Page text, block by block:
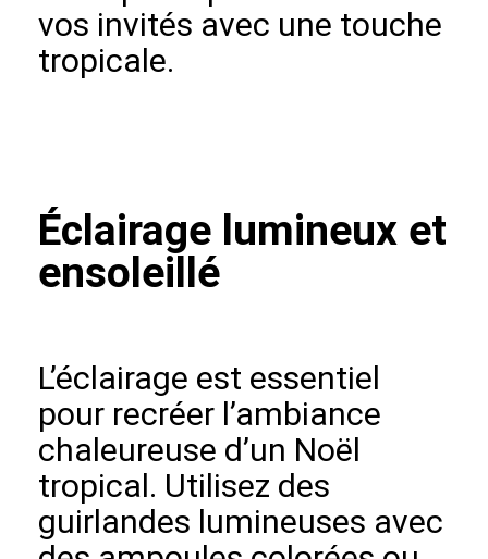
vos invités avec une touche
tropicale.
Éclairage lumineux et
ensoleillé
L’éclairage est essentiel
pour recréer l’ambiance
chaleureuse d’un Noël
tropical. Utilisez des
guirlandes lumineuses avec